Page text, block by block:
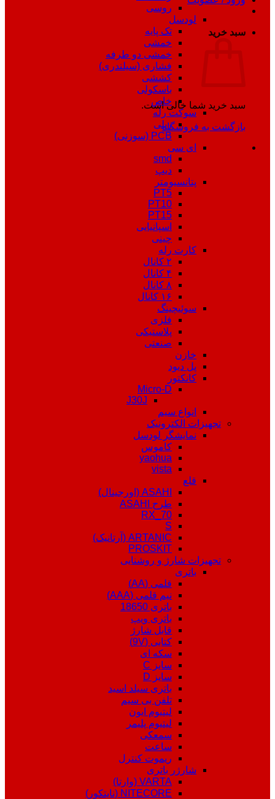
سبد خرید
سبد خرید شما خالی است.
بازگشت به فروشگاه
روسی
لودسل
تک پایه
خمشی
خمشی دو طرفه
فشاری (سیلندری)
کششی
باسکولی
خاص
سوکت رله
ریلی
PCB (سوزنی)
ای سی
smd
دیپ
پتانسیومتر
PT5
PT10
PT15
اسپانیایی
چینی
کارت رله
۲ کانال
۴ کانال
۸ کانال
۱۶ کانال
سوئیچینگ
فلزی
پلاستیکی
صنعتی
خازن
پل دیود
کانکتور
Micro-D
J30J
انواع سیم
تجهیزات الکترونیک
نمایشگر لودسل
کاموس
yaohua
vista
قلع
ASAHI (اورجینال)
طرح ASAHI
RX_70
S
ARTANIC (آرتانیک)
PROSKIT
تجهیزات شارژ و روشنایی
باتری
قلمی (AA)
نیم قلمی (AAA)
باتری 18650
باتری ویپ
قابل شارژ
کتابی (9V)
سکه ای
سایز C
سایز D
باتری سیلد اسید
تلفن بی سیم
لیتیوم ایون
لیتیوم پلیمر
سمعکی
ساعت
ریموت کنترل
شارژر باتری
VARTA (وارتا)
NITECORE (نایتکور)